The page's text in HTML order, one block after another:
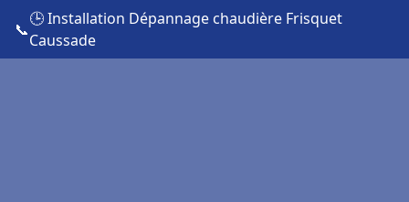
📞
🕒 Installation Dépannage chaudière Frisquet
Caussade